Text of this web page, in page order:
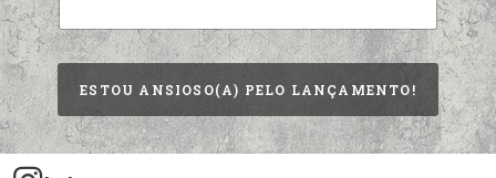
ESTOU ANSIOSO(A) PELO LANÇAMENTO!